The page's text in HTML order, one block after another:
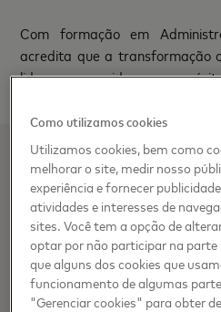
Com formação em
acredita que a transformação
lideranças movidas por
Sobre a Mastercard
A Mastercard impulsiona
em mais de 200 países e
Junto com nossos clientes,
economia sustentável onde
Oferecemos uma variedade de
Como utilizamos cookies
Utilizamos cookies, bem como
melhorar o site, medir nosso
experiência e fornecer
atividades e interesses de
sites. Você tem a opção de
optar por não participar na parte
que alguns dos cookies que
funcionamento de algumas
"Gerenciar cookies" para obter